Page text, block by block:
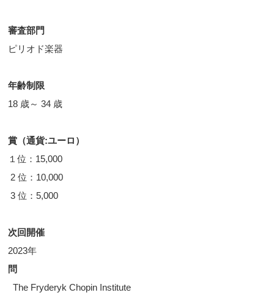
審査部門
ピリオド楽器
年齢制限
18 歳～ 34 歳
賞（通貨:ユーロ）
１位：15,000
2 位：10,000
3 位：5,000
次回開催
2023年
問
The Fryderyk Chopin Institute